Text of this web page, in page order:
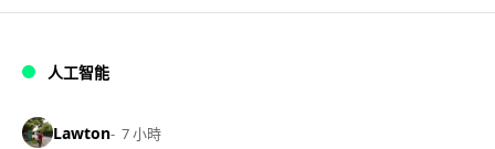
人工智能
Lawton 7 小時